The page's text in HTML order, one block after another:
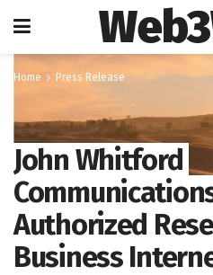
Home Press Release
John Whitford
Authorized
Business